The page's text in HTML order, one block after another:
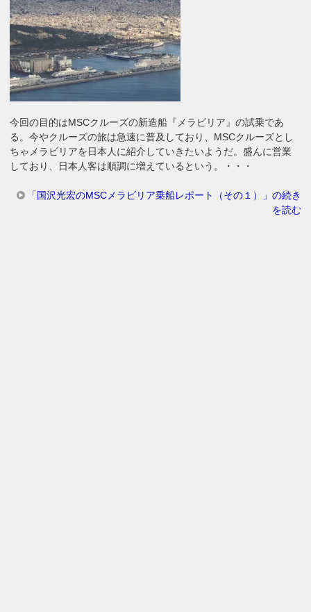
今回の目的はMSCクルーズの新造船『メラビリア』の試乗であ
る。今やクルーズの旅は急速に普及しており、MSCクルーズとし
ちゃメラビリアを日本人に紹介していきたいようだ。盛んに営業
しており、日本人客は順調に増えているという。・・・
「国沢光宏のMSCメラビリア乗船レポート（その１）」の続き
を読む